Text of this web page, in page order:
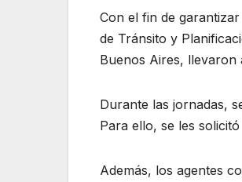
Con el fin de
de Tránsito y
Buenos Aires,
Durante las jornadas,
Para ello, se les
Además, los agentes